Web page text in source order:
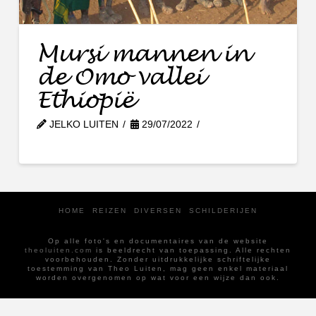
Mursi mannen in
de Omo vallei
Ethiopië
JELKO LUITEN 29/07/2022
HOME REIZEN DIVERSEN SCHILDERIJEN
Op alle foto's en documentaires van de website
theoluiten.com
is beeldrecht van toepassing. Alle rechten
voorbehouden. Zonder uitdrukkelijke schriftelijke
toestemming van Theo Luiten, mag geen enkel materiaal
worden overgenomen op wat voor een wijze dan ook.